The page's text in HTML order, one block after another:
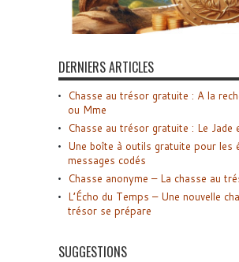
DERNIERS ARTICLES
Chasse au trésor gratuite : A la
ou Mme
Chasse au trésor gratuite : Le Jade
Une boîte à outils gratuite pour les
messages codés
Chasse anonyme – La chasse au
L’Écho du Temps – Une nouvelle
trésor se prépare
SUGGESTIONS